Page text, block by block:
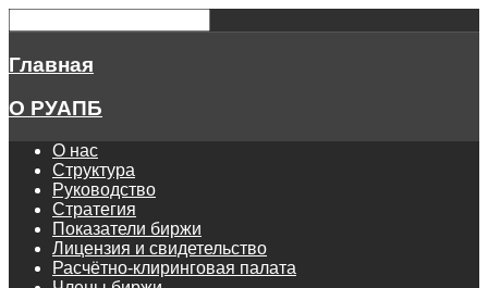
Главная
О РУАПБ
О нас
Структура
Руководство
Стратегия
Показатели биржи
Лицензия и свидетельство
Расчётно-клиринговая палата